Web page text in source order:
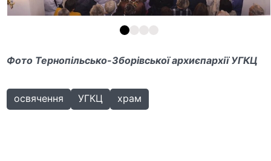
Фото Тернопільсько-Зборівської архиєпархії УГКЦ
освячення УГКЦ храм